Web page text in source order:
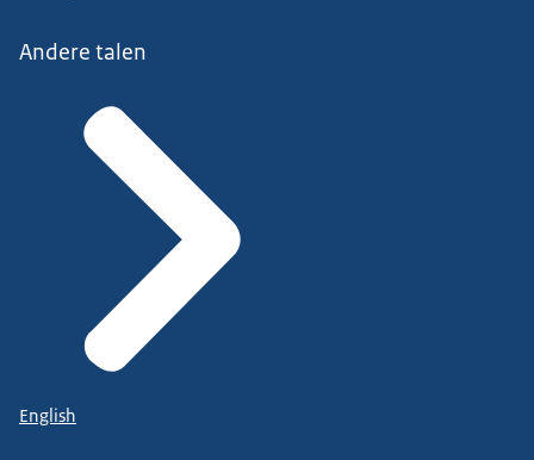
Andere talen
English